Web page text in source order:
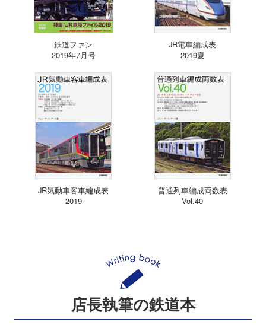
鉄道ファン
2019年7月号
JR電車編成表
2019夏
JR気動車客車編成表
2019
普通列車編成両数表
Vol.40
店長執筆の鉄道本